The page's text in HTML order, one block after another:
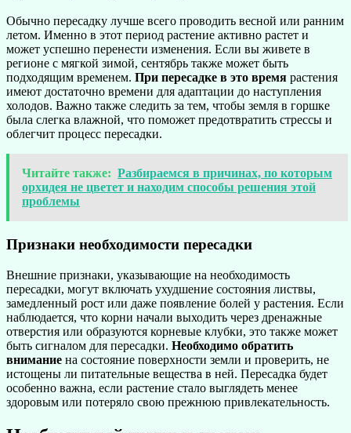
Обычно пересадку лучше всего проводить весной или ранним
летом. Именно в этот период растение активно растет и
может успешно перенести изменения. Если вы живете в
регионе с мягкой зимой, сентябрь также может быть
подходящим временем. При пересадке в это время растения
имеют достаточно времени для адаптации до наступления
холодов. Важно также следить за тем, чтобы земля в горшке
была слегка влажной, что поможет предотвратить стрессы и
облегчит процесс пересадки.
Читайте также: Разбираемся в причинах, по которым
орхидея не цветет и находим способы решения этой
проблемы
Признаки необходимости пересадки
Внешние признаки, указывающие на необходимость
пересадки, могут включать ухудшение состояния листвы,
замедленный рост или даже появление болей у растения. Если
наблюдается, что корни начали выходить через дренажные
отверстия или образуются корневые клубки, это также может
быть сигналом для пересадки. Необходимо обратить
внимание на состояние поверхности земли и проверить, не
истощены ли питательные вещества в ней. Пересадка будет
особенно важна, если растение стало выглядеть менее
здоровым или потеряло свою прежнюю привлекательность.